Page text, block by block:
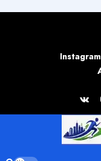
Instagram